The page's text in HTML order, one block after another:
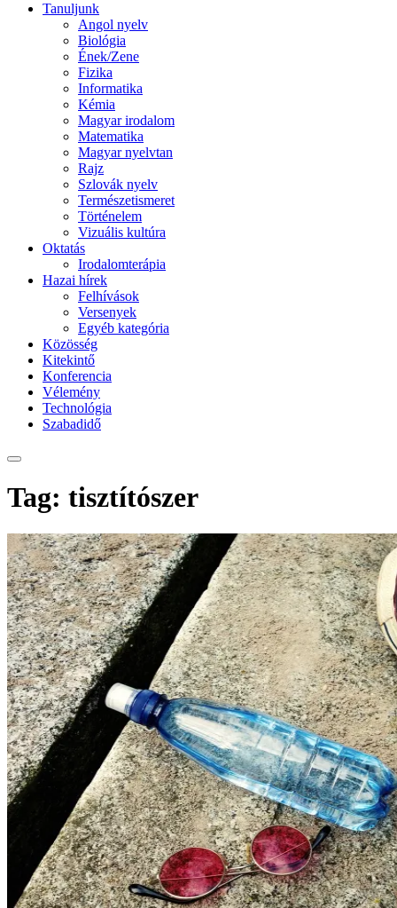
Tanuljunk
Angol nyelv
Biológia
Ének/Zene
Fizika
Informatika
Kémia
Magyar irodalom
Matematika
Magyar nyelvtan
Rajz
Szlovák nyelv
Természetismeret
Történelem
Vizuális kultúra
Oktatás
Irodalomterápia
Hazai hírek
Felhívások
Versenyek
Egyéb kategória
Közösség
Kitekintő
Konferencia
Vélemény
Technológia
Szabadidő
Tag: tisztítószer